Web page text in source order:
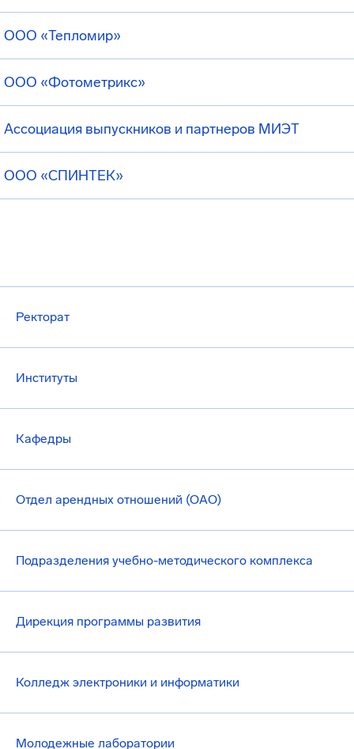
Ректорат
Институты
Кафедры
Отдел арендных отношений (ОАО)
Подразделения учебно-методического комплекса
Дирекция программы развития
Колледж электроники и информатики
Молодежные лаборатории
ООО «Тепломир»
ООО «Фотометрикс»
Ассоциация выпускников и партнеров МИЭТ
ООО «СПИНТЕК»